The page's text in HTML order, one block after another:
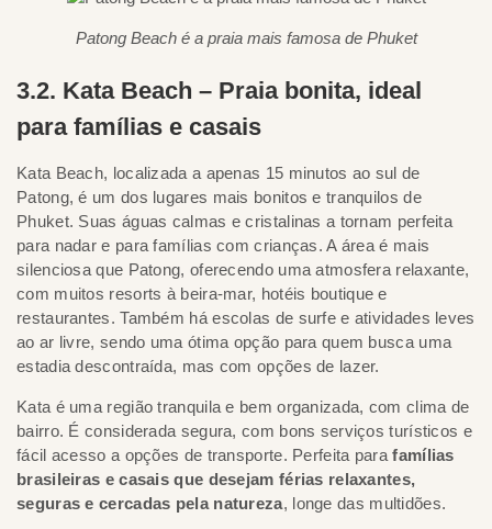
Patong Beach é a praia mais famosa de Phuket
3.2. Kata Beach – Praia bonita, ideal
para famílias e casais
Kata Beach, localizada a apenas 15 minutos ao sul de
Patong, é um dos lugares mais bonitos e tranquilos de
Phuket. Suas águas calmas e cristalinas a tornam perfeita
para nadar e para famílias com crianças. A área é mais
silenciosa que Patong, oferecendo uma atmosfera relaxante,
com muitos resorts à beira-mar, hotéis boutique e
restaurantes. Também há escolas de surfe e atividades leves
ao ar livre, sendo uma ótima opção para quem busca uma
estadia descontraída, mas com opções de lazer.
Kata é uma região tranquila e bem organizada, com clima de
bairro. É considerada segura, com bons serviços turísticos e
fácil acesso a opções de transporte. Perfeita parafamílias
brasileiras e casais que desejam férias relaxantes,
seguras e cercadas pela natureza, longe das multidões.